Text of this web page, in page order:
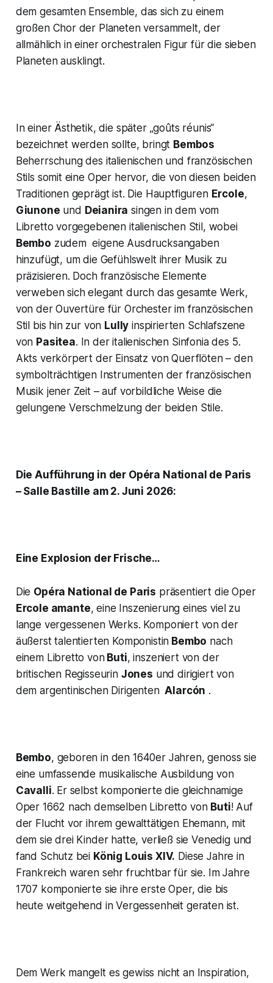
dem gesamten Ensemble, das sich zu einem
großen Chor der Planeten versammelt, der
allmählich in einer orchestralen Figur für die sieben
Planeten ausklingt.
In einer Ästhetik, die später „goûts réunis“
bezeichnet werden sollte, bringt Bembos
Beherrschung des italienischen und französischen
Stils somit eine Oper hervor, die von diesen beiden
Traditionen geprägt ist. Die Hauptfiguren Ercole,
Giunone und Deianira singen in dem vom
Libretto vorgegebenen italienischen Stil, wobei
Bembo zudem eigene Ausdrucksangaben
hinzufügt, um die Gefühlswelt ihrer Musik zu
präzisieren. Doch französische Elemente
verweben sich elegant durch das gesamte Werk,
von der Ouvertüre für Orchester im französischen
Stil bis hin zur von Lully inspirierten Schlafszene
von Pasitea. In der italienischen Sinfoniades 5.
Akts verkörpert der Einsatz von Querflöten – den
symbolträchtigen Instrumenten der französischen
Musik jener Zeit – auf vorbildliche Weise die
gelungene Verschmelzung der beiden Stile.
Die Aufführung in der Opéra National de Paris
– Salle Bastille am 2. Juni 2026:
Eine Explosion der Frische…
Die Opéra National de Paris präsentiert die Oper
Ercole amante, eine Inszenierung eines viel zu
lange vergessenen Werks. Komponiert von der
äußerst talentierten Komponistin Bembo nach
einem Libretto vonButi, inszeniert von der
britischen Regisseurin Jones und dirigiert von
dem argentinischen Dirigenten Alarcón .
Bembo, geboren in den 1640er Jahren, genoss sie
eine umfassende musikalische Ausbildung von
Cavalli. Er selbst komponierte die gleichnamige
Oper 1662 nach demselben Libretto von Buti! Auf
der Flucht vor ihrem gewalttätigen Ehemann, mit
dem sie drei Kinder hatte, verließ sie Venedig und
fand Schutz bei König Louis XIV. Diese Jahre in
Frankreich waren sehr fruchtbar für sie. Im Jahre
1707 komponierte sie ihre erste Oper, die bis
heute weitgehend in Vergessenheit geraten ist.
Dem Werk mangelt es gewiss nicht an Inspiration,